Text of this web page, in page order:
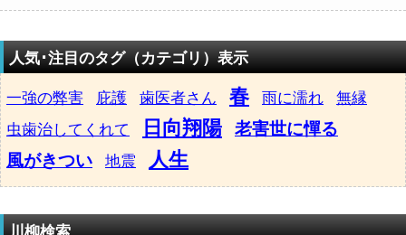
人気･注目のタグ（カテゴリ）表示
一強の弊害 庇護 歯医者さん 春 雨に濡れ
無縁
虫歯治してくれて
日向翔陽
老害世に憚る
風がきつい
地震 人生
川柳検索